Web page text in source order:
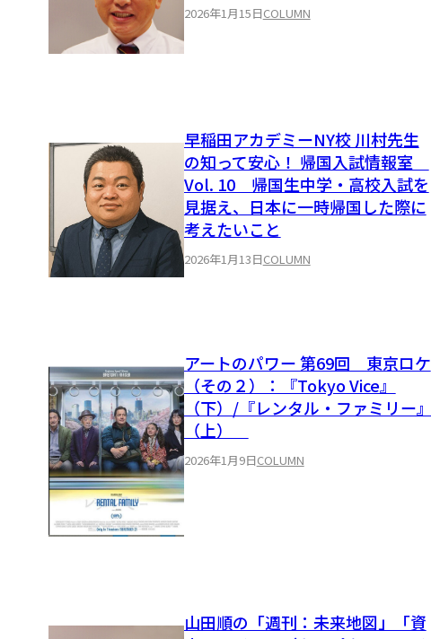
2026年1月15日COLUMN
早稲田アカデミーNY校 川村先生
の知って安心！ 帰国入試情報室
Vol. 10 帰国生中学・高校入試を
見据え、日本に一時帰国した際に
考えたいこと
2026年1月13日COLUMN
アートのパワー 第69回 東京ロケ
（その２）：『Tokyo Vice』
（下）/『レンタル・ファミリー』
（上）
2026年1月9日COLUMN
山田順の「週刊：未来地図」「資